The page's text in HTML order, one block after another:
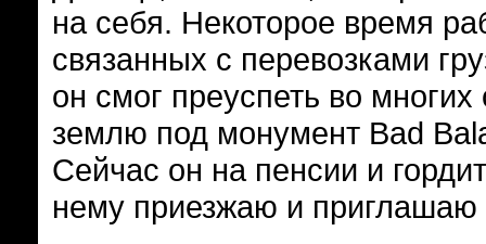
на себя. Некоторое время
связанных с перевозками
он смог преуспеть во
землю под монумент Bad
Сейчас он на пенсии и
нему приезжаю и приглашаю